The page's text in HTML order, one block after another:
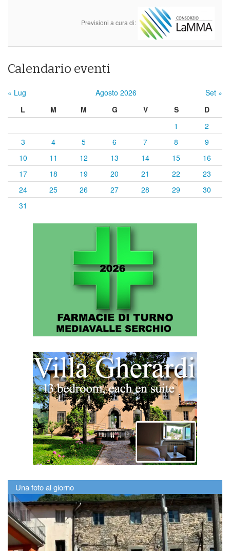
Previsioni a cura di:
Calendario eventi
« Lug Agosto 2026
Set »
L
M M G V S
D
1
2
3
4 5 6 7 8
9
10
11 12 13 14 15
16
17
18 19 20 21 22
23
24
25 26 27 28 29
30
31
Una foto al giorno